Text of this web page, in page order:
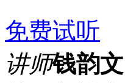
免费试听
讲师钱韵文